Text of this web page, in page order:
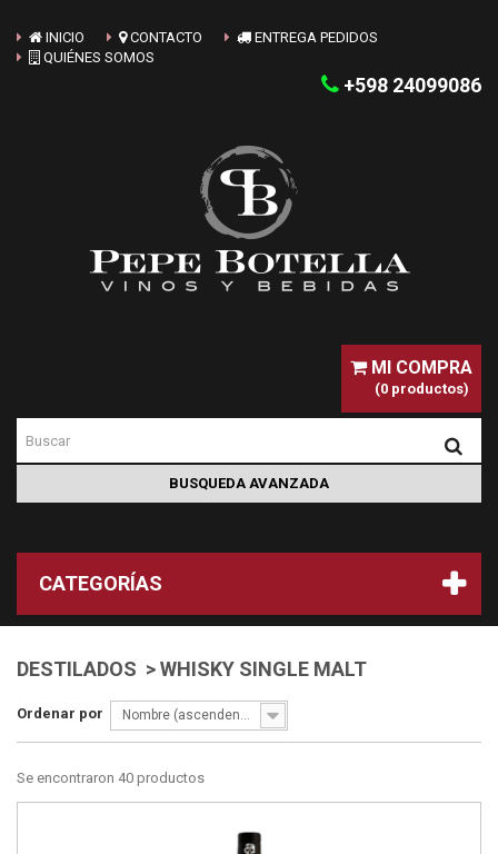
INICIO CONTACTO
ENTREGA PEDIDOS
QUIÉNES SOMOS
+598 24099086
MI COMPRA
(0 productos)
CATEGORÍAS
DESTILADOS > WHISKY SINGLE MALT
Ordenar por Nombre (ascendente)
Se encontraron 40 productos